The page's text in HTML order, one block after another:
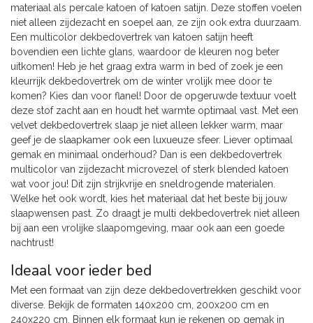
materiaal als percale katoen of katoen satijn. Deze stoffen voelen
niet alleen zijdezacht en soepel aan, ze zijn ook extra duurzaam.
Een multicolor dekbedovertrek van katoen satijn heeft
bovendien een lichte glans, waardoor de kleuren nog beter
uitkomen! Heb je het graag extra warm in bed of zoek je een
kleurrijk dekbedovertrek om de winter vrolijk mee door te
komen? Kies dan voor flanel! Door de opgeruwde textuur voelt
deze stof zacht aan en houdt het warmte optimaal vast. Met een
velvet dekbedovertrek slaap je niet alleen lekker warm, maar
geef je de slaapkamer ook een luxueuze sfeer. Liever optimaal
gemak en minimaal onderhoud? Dan is een dekbedovertrek
multicolor van zijdezacht microvezel of sterk blended katoen
wat voor jou! Dit zijn strijkvrije en sneldrogende materialen.
Welke het ook wordt, kies het materiaal dat het beste bij jouw
slaapwensen past. Zo draagt je multi dekbedovertrek niet alleen
bij aan een vrolijke slaapomgeving, maar ook aan een goede
nachtrust!
Ideaal voor ieder bed
Met een formaat van zijn deze dekbedovertrekken geschikt voor
diverse. Bekijk de formaten 140x200 cm, 200x200 cm en
240x220 cm. Binnen elk formaat kun je rekenen op gemak in